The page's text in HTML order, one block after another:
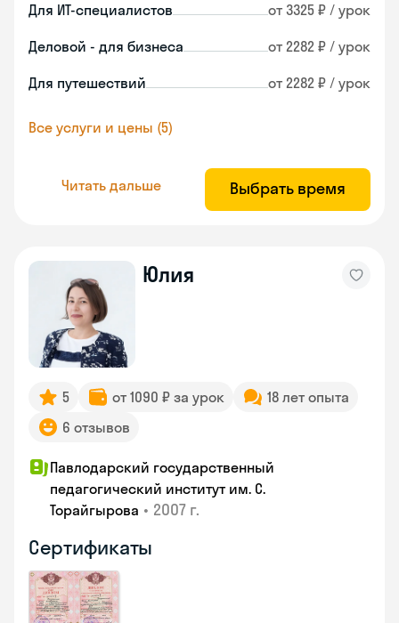
Для ИТ-специалистов от 3325 ₽ / урок
Деловой - для бизнеса от 2282 ₽ / урок
Для путешествий от 2282 ₽ / урок
Все услуги и цены (5)
Читать дальше Выбрать время
Юлия
5 от 1090 ₽ за урок
18 лет опыта
6 отзывов
Павлодарский государственный
педагогический институт им. С.
Торайгырова • 2007 г.
Сертификаты